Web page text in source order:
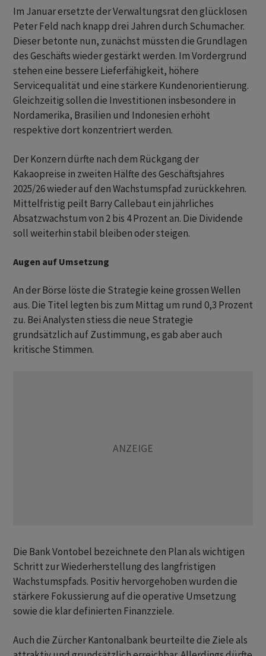
Im Januar ersetzte der Verwaltungsrat den glücklosen
Peter Feld nach knapp drei Jahren durch Schumacher.
Dieser betonte nun, zunächst müssten die Grundlagen
des Geschäfts wieder gestärkt werden. Im Vordergrund
stehen eine bessere Lieferfähigkeit, höhere
Servicequalität und eine stärkere Kundenorientierung.
Gleichzeitig sollen die Investitionen insbesondere in
Nordamerika, Brasilien und Indonesien erhöht
respektive dort konzentriert werden.
Der Konzern dürfte nach dem Rückgang der
Kakaopreise in zweiten Hälfte des Geschäftsjahres
2025/26 wieder auf den Wachstumspfad zurückkehren.
Mittelfristig peilt Barry Callebaut ein jährliches
Absatzwachstum von 2 bis 4 Prozent an. Die Dividende
soll weiterhin stabil bleiben oder steigen.
Augen auf Umsetzung
An der Börse löste die Strategie keine grossen Wellen
aus. Die Titel legten bis zum Mittag um rund 0,3 Prozent
zu. Bei Analysten stiess die neue Strategie
grundsätzlich auf Zustimmung, es gab aber auch
kritische Stimmen.
Die Bank Vontobel bezeichnete den Plan als wichtigen
Schritt zur Wiederherstellung des langfristigen
Wachstumspfads. Positiv hervorgehoben wurden die
stärkere Fokussierung auf die operative Umsetzung
sowie die klar definierten Finanzziele.
Auch die Zürcher Kantonalbank beurteilte die Ziele als